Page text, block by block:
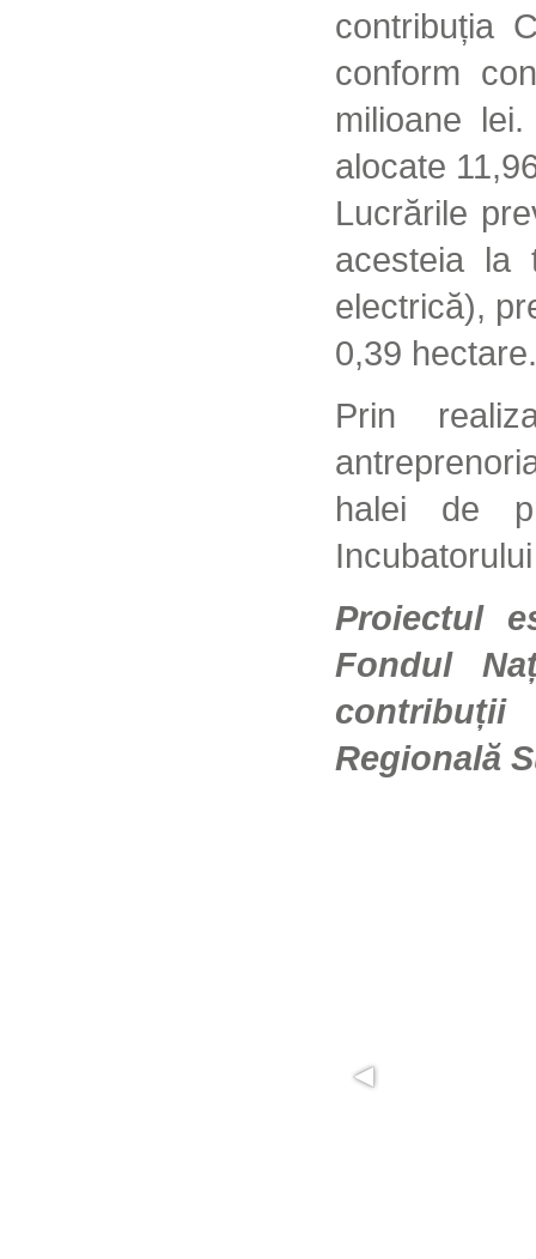
contribuția
conform
milioane
alocate
Lucrările
acesteia la
electrică),
0,39 hectare.
Prin
halei de
Proiectul
Fondul
contribuții
Regională